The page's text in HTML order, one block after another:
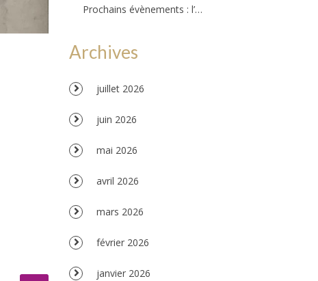
Prochains évènements : l’Amzov participe à la fête de la musique !!!
Archives
juillet 2026
juin 2026
mai 2026
avril 2026
mars 2026
février 2026
janvier 2026